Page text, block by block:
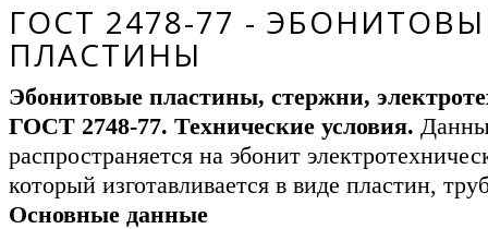
ГОСТ 2478-77 -
ПЛАСТИНЫ
Эбонитовые пластины, стержни,
ГОСТ 2748-77. Технические условия.
распространяется на эбонит
который изготавливается в виде пластин,
Основные данные